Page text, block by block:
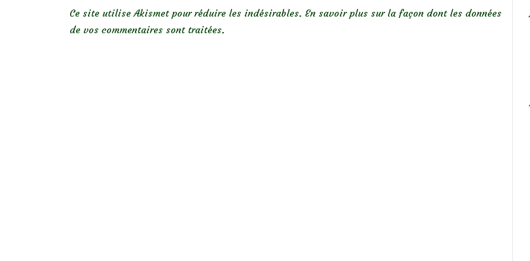
Ce site utilise Akismet pour réduire les indésirables. En savoir plus sur la façon dont les données
de vos commentaires sont traitées.